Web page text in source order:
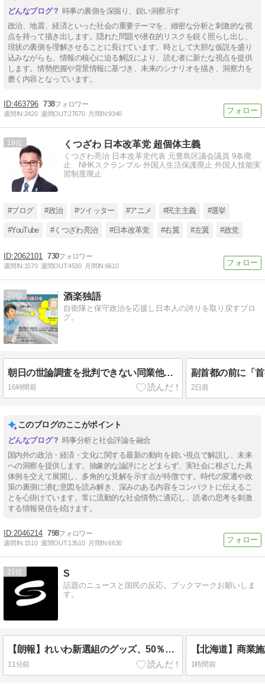
時事の裏側を深掘り、鋭い洞察示す
政治、地震、経済といった社会の重要テーマを、緻密な分析と刺激的な視
点を持って描き出します。隠れた問題や潜在的リスクを鋭く照らし出し、
現状の裏側を理解させることに長けています。時として大胆な仮説を盛り
込みながらも、情報の核心に迫る解説により、読む者に新たな視点を提供
します。情勢把握や背景情報に基づき、未来のシナリオを描き、洞察力を
磨く内容となっています。
463796 738
週間IN:2420 週間OUT:27670 月間IN:9340
19 くつざわ 日本改革党 超個体主義
くつざわ亮治 日本改革党代表 元豊島区議会議員 9条廃
止 NHKスクランブル 外国人生活保護廃止 外国人技能実
習制度廃止
#ブログ #政治 #ツイッター #アニメ #民主主義 #選挙
#YouTube #くつざわ亮治 #日本改革党 #右翼 #左翼 #政党
2062101 730
週間IN:1570 週間OUT:4530 月間IN:6610
20 酒楽独語
自衛隊と保守政治を応援し日本人の誇りを取り戻すブロ
グ。
朝日の世論調査を批判できない同業他社「産経新聞」
16時間前 2日前
このブログのここがポイント
時事分析と社会評論を融合
国内外の政治・経済・文化に関する最新の動向を鋭い視点で解説し、未来
への洞察を提供します。抽象的な論評にとどまらず、実社会に根ざした具
体例を交えて展開し、多角的な見解を示す点が特徴です。時代の変遷や政
策の裏側に潜む意図を読み解き、深みのある内容をコンパクトに伝えるこ
とを心掛けています。常に流動的な社会情勢に適応し、読者の思考を刺激
する情報発信を続けます。
2046214 798
週間IN:1510 週間OUT:13510 月間IN:6630
21 S
話題のニュースと国民の反応。ブックマークお願いしま
す。
【朗報】れいわ新選組のグッズ、50％オフ特別セール！党本部「もう売れなくなってしまうので、値下げして売り切ることにしました」
11分前 1時間前